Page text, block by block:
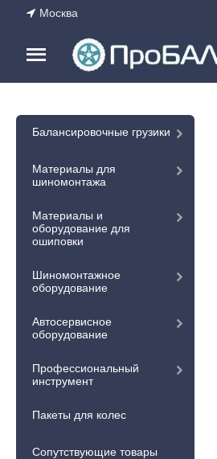
Москва
Балансировочные грузики
Материалы для
шиномонтажа
Материалы и
оборудование для
ошиповки
Шиномонтажное
оборудование
Автосервисное
оборудование
Профессиональный
инструмент
Пакеты для колес
Сопутствующие товары